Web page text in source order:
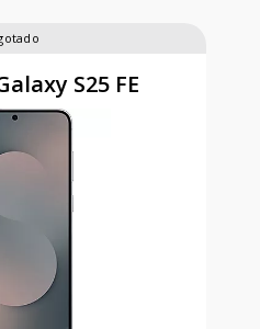
S25 FE